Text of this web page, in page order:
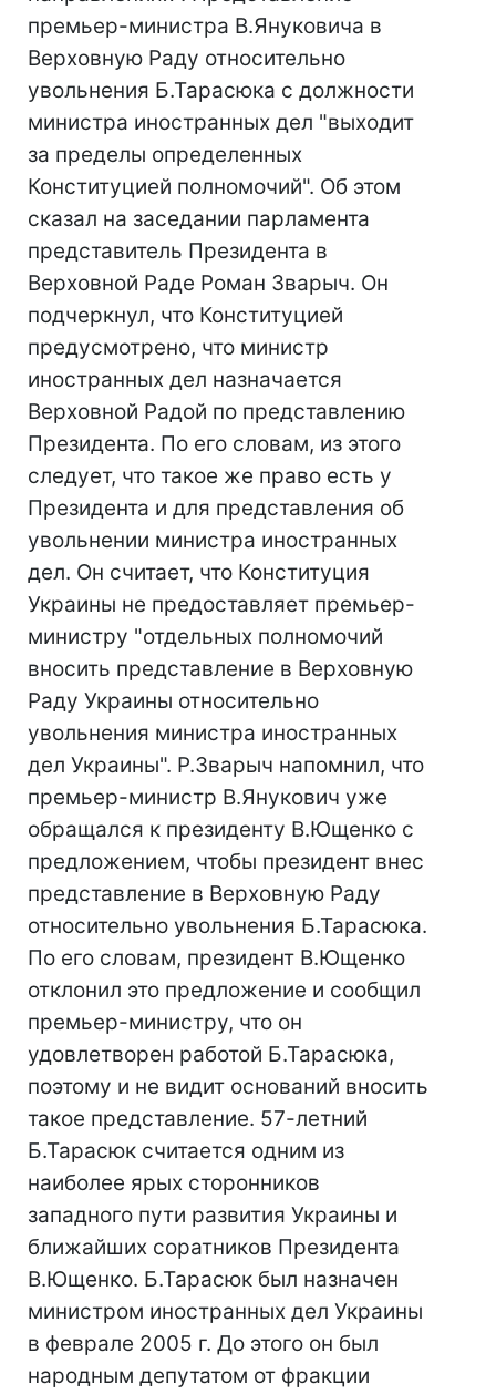
премьер-министра В.Януковича в
Верховную Раду относительно
увольнения Б.Тарасюка с должности
министра иностранных дел "выходит
за пределы определенных
Конституцией полномочий". Об этом
сказал на заседании парламента
представитель Президента в
Верховной Раде Роман Зварыч. Он
подчеркнул, что Конституцией
предусмотрено, что министр
иностранных дел назначается
Верховной Радой по представлению
Президента. По его словам, из этого
следует, что такое же право есть у
Президента и для представления об
увольнении министра иностранных
дел. Он считает, что Конституция
Украины не предоставляет премьер-
министру "отдельных полномочий
вносить представление в Верховную
Раду Украины относительно
увольнения министра иностранных
дел Украины". Р.Зварыч напомнил, что
премьер-министр В.Янукович уже
обращался к президенту В.Ющенко с
предложением, чтобы президент внес
представление в Верховную Раду
относительно увольнения Б.Тарасюка.
По его словам, президент В.Ющенко
отклонил это предложение и сообщил
премьер-министру, что он
удовлетворен работой Б.Тарасюка,
поэтому и не видит оснований вносить
такое представление. 57-летний
Б.Тарасюк считается одним из
наиболее ярых сторонников
западного пути развития Украины и
ближайших соратников Президента
В.Ющенко. Б.Тарасюк был назначен
министром иностранных дел Украины
в феврале 2005 г. До этого он был
народным депутатом от фракции